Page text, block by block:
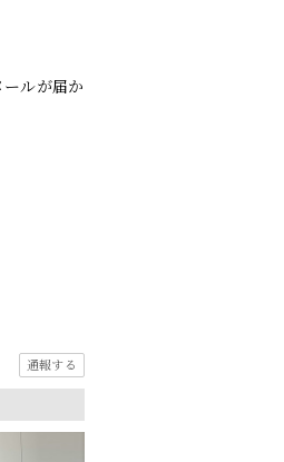
ルが届か
通報する